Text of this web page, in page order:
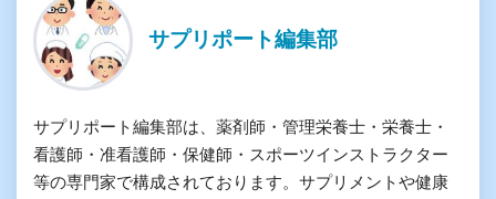
サプリポート編集部
サプリポート編集部は、薬剤師・管理栄養士・栄養士・
看護師・准看護師・保健師・スポーツインストラクター
等の専門家で構成されております。サプリメントや健康